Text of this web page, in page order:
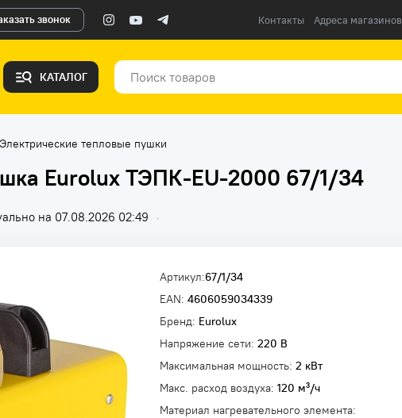
звонок Контакты Адреса магазинов
КАТАЛОГ
Электрические тепловые пушки
Eurolux ТЭПК-EU-2000 67/1/34
на 07.08.2026 02:49 •
Артикул:67/1/34
EAN: 4606059034339
Бренд: Eurolux
Напряжение сети: 220 В
Максимальная мощность: 2 кВт
Макс. расход воздуха: 120 м³/ч
Материал нагревательного элемента: